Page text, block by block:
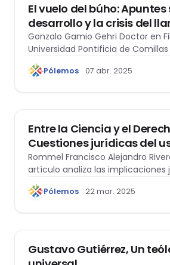
El vuelo del búho: Apuntes
desarrollo y la crisis del
“Consenso democrático-
Gonzalo Gamio Gehri Doctor en
Universidad Pontificia de
España).…
Pólemos 07 abr. 2025
Entre la Ciencia y el
Cuestiones jurídicas del
ingeniería genética en
Dominion
Rommel Francisco Alejandro
artículo analiza las implicaciones
del…
Pólemos 22 mar. 2025
Gustavo Gutiérrez, Un